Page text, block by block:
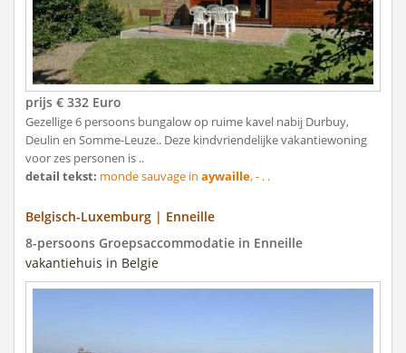
prijs € 332 Euro
Gezellige 6 persoons bungalow op ruime kavel nabij Durbuy,
Deulin en Somme-Leuze.. Deze kindvriendelijke vakantiewoning
voor zes personen is ..
detail tekst: monde sauvage in aywaille, - . .
Belgisch-Luxemburg | Enneille
8-persoons Groepsaccommodatie in Enneille
vakantiehuis in Belgie